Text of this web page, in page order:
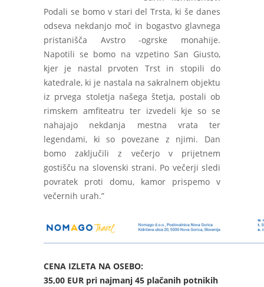
Podali se bomo v stari del Trsta, ki še danes
odseva nekdanjo moč in bogastvo glavnega
pristanišča Avstro -ogrske monahije.
Napotili se bomo na vzpetino San Giusto,
kjer je nastal prvoten Trst in stopili do
katedrale, ki je nastala na sakralnem objektu
iz prvega stoletja našega štetja, postali ob
rimskem amfiteatru ter izvedeli kje so se
nahajajo nekdanja mestna vrata ter
legendami, ki so povezane z njimi. Dan
bomo zaključili z večerjo v prijetnem
gostišču na slovenski strani. Po večerji sledi
povratek proti domu, kamor prispemo v
večernih urah.”
CENA IZLETA NA OSEBO:
35,00 EUR pri najmanj 45 plačanih potnikih